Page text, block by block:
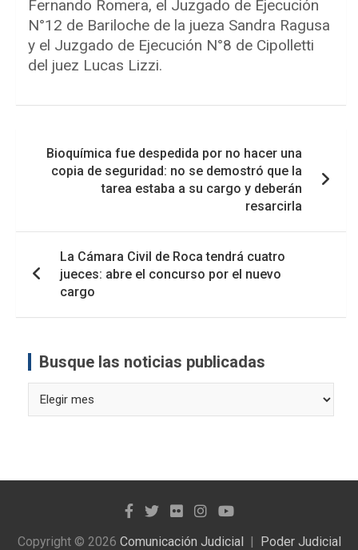
Fernando Romera, el Juzgado de Ejecución
N°12 de Bariloche de la jueza Sandra Ragusa
y el Juzgado de Ejecución N°8 de Cipolletti
del juez Lucas Lizzi.
entradas
Bioquímica fue despedida por no hacer una
copia de seguridad: no se demostró que la
tarea estaba a su cargo y deberán
resarcirla
La Cámara Civil de Roca tendrá cuatro
jueces: abre el concurso por el nuevo
cargo
Busque las noticias publicadas
las
Copyright © 2026 Comunicación Judicial Poder Judicial